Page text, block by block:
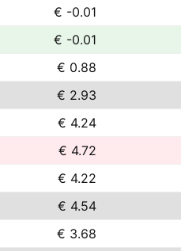
€ -0.01
€ -0.01
€ 0.88
€ 2.93
€ 4.24
€ 4.72
€ 4.22
€ 4.54
€ 3.68